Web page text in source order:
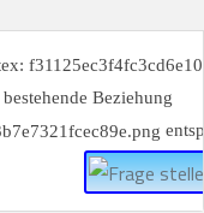
bestehende Beziehung